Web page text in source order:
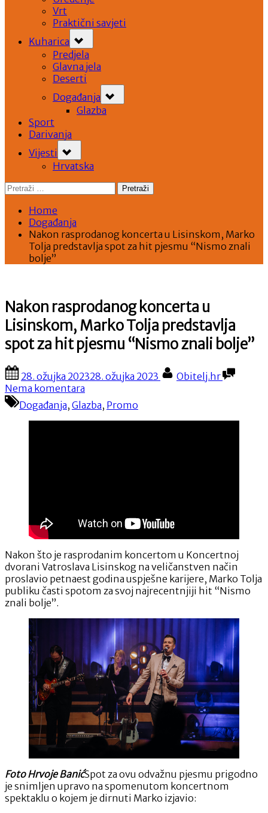
Vrt
Praktični savjeti
Kuharica
sub-
menu
Predjela
Glavna jela
Deserti
Događanja
sub-
menu
Glazba
Sport
Darivanja
Vijesti
sub-
menu
Hrvatska
Pretraži:
Home
Događanja
Nakon rasprodanog koncerta u Lisinskom, Marko
Tolja predstavlja spot za hit pjesmu “Nismo znali
bolje”
Nakon rasprodanog koncerta u
Lisinskom, Marko Tolja predstavlja
spot za hit pjesmu “Nismo znali bolje”
Posted
on
28. ožujka 202328. ožujka 2023 By
Obitelj.hr
Nema komentara
Nakon
rasprodanog
koncerta
hit
pjesmu
“Nismo
znali
bolje”
Događanja, Glazba, Promo
Nakon što je rasprodanim koncertom u Koncertnoj
dvorani Vatroslava Lisinskog na veličanstven način
proslavio petnaest godina uspješne karijere, Marko Tolja
publiku časti spotom za svoj najrecentnjiji hit “Nismo
znali bolje”.
Foto Hrvoje BanićSpot za ovu odvažnu pjesmu prigodno
je snimljen upravo na spomenutom koncertnom
spektaklu o kojem je dirnuti Marko izjavio: